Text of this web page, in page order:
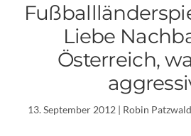
Liebe
Österreich,
13. September 2012 | Robin